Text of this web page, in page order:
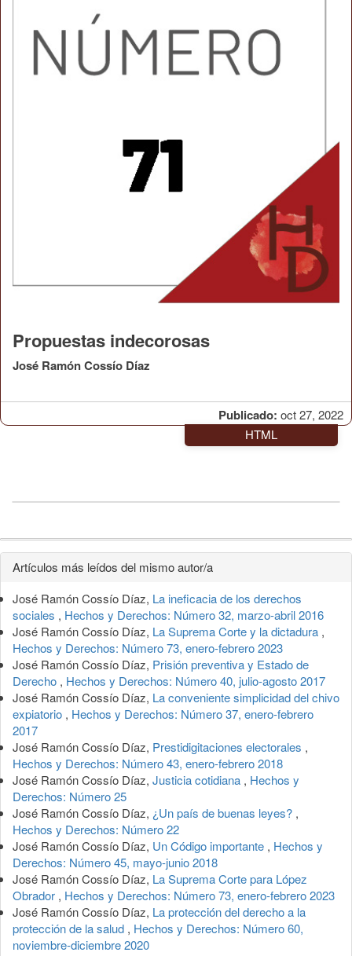
Publicado: oct 27, 2022
Propuestas indecorosas
José Ramón Cossío Díaz
HTML
Detalles
del
artículo
Artículos más leídos del mismo autor/a
José Ramón Cossío Díaz, La ineficacia de los derechos
sociales , Hechos y Derechos: Número 32, marzo-abril 2016
José Ramón Cossío Díaz, La Suprema Corte y la dictadura ,
Hechos y Derechos: Número 73, enero-febrero 2023
José Ramón Cossío Díaz, Prisión preventiva y Estado de
Derecho , Hechos y Derechos: Número 40, julio-agosto 2017
José Ramón Cossío Díaz, La conveniente simplicidad del chivo
expiatorio , Hechos y Derechos: Número 37, enero-febrero
2017
José Ramón Cossío Díaz, Prestidigitaciones electorales ,
Hechos y Derechos: Número 43, enero-febrero 2018
José Ramón Cossío Díaz, Justicia cotidiana , Hechos y
Derechos: Número 25
José Ramón Cossío Díaz, ¿Un país de buenas leyes? ,
Hechos y Derechos: Número 22
José Ramón Cossío Díaz, Un Código importante , Hechos y
Derechos: Número 45, mayo-junio 2018
José Ramón Cossío Díaz, La Suprema Corte para López
Obrador , Hechos y Derechos: Número 73, enero-febrero 2023
José Ramón Cossío Díaz, La protección del derecho a la
protección de la salud , Hechos y Derechos: Número 60,
noviembre-diciembre 2020